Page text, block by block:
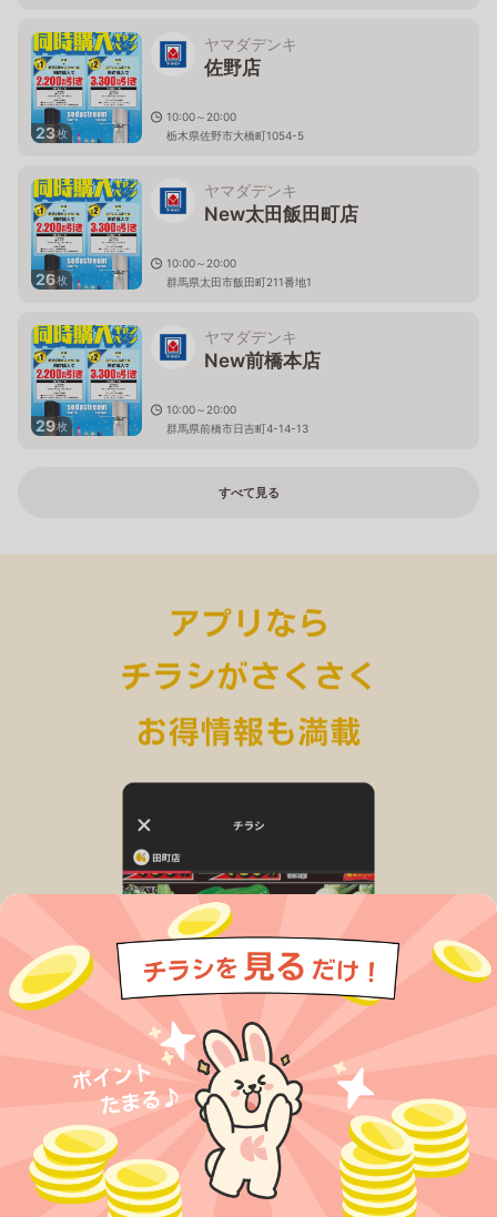
23枚
ヤマダデンキ
佐野店
10:00～20:00
栃木県佐野市大橋町1054-5
26枚
ヤマダデンキ
New太田飯田町店
10:00～20:00
群馬県太田市飯田町211番地1
29枚
ヤマダデンキ
New前橋本店
10:00～20:00
群馬県前橋市日吉町4-14-13
すべて見る